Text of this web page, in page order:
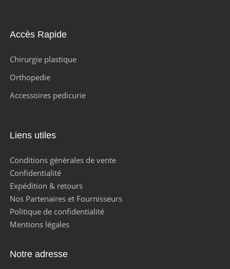
Accès Rapide
Chirurgie plastique
Orthopedie
Accessoires pedicurie
Liens utiles
Conditions générales de vente
Confidentialité
Expédition & retours
Nos Partenaires et Fournisseurs
Politique de confidentialité
Mentions légales
Notre adresse